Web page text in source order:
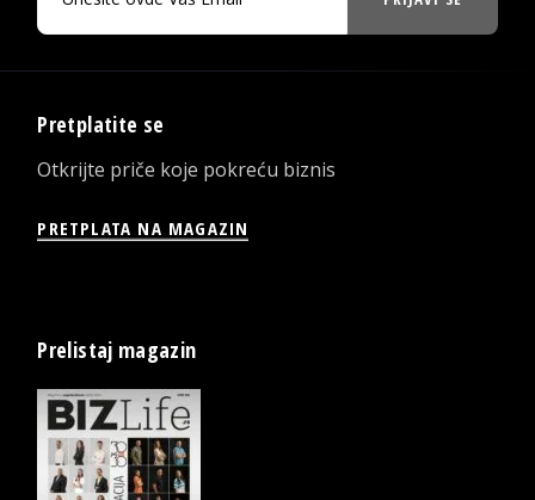
Pretplatite se
Otkrijte priče koje pokreću biznis
PRETPLATA NA MAGAZIN
Prelistaj magazin